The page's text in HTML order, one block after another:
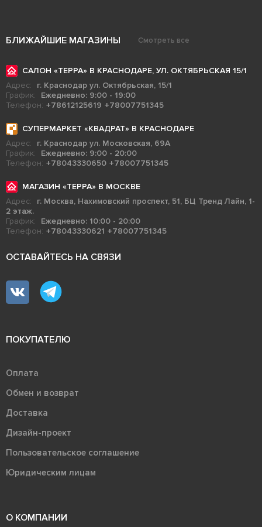
БЛИЖАЙШИЕ МАГАЗИНЫ Смотреть все
САЛОН «ТЕРРА» В КРАСНОДАРЕ, УЛ. ОКТЯБРЬСКАЯ 15/1
Адрес:
г. Краснодар ул. Октябрьская, 15/1
График:
Ежедневно: 9:00 - 19:00
Телефон: +78612125619 +78007751345
СУПЕРМАРКЕТ «КВАДРАТ» В КРАСНОДАРЕ
Адрес:
г. Краснодар ул. Московская, 69А
График:
Ежедневно: 9:00 - 20:00
Телефон: +78043330650 +78007751345
МАГАЗИН «ТЕРРА» В МОСКВЕ
Адрес:
г. Москва, Нахимовский проспект, 51, БЦ Тренд Лайн, 1-
2 этаж.
График:
Ежедневно: 10:00 - 20:00
Телефон: +78043330621 +78007751345
ОСТАВАЙТЕСЬ НА СВЯЗИ
ПОКУПАТЕЛЮ
Оплата
Обмен и возврат
Доставка
Дизайн-проект
Пользовательское соглашение
Юридическим лицам
О КОМПАНИИ